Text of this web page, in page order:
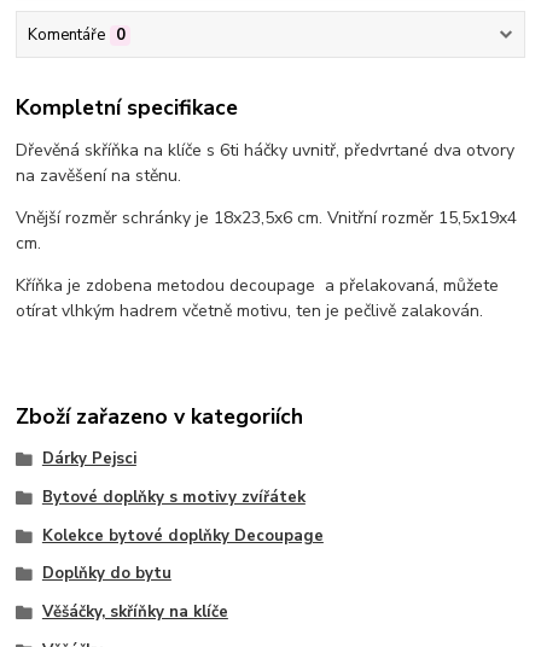
Komentáře 0
Kompletní specifikace
Dřevěná skříňka na klíče s 6ti háčky uvnitř, předvrtané dva otvory
na zavěšení na stěnu.
Vnější rozměr schránky je 18x23,5x6 cm. Vnitřní rozměr 15,5x19x4
cm.
Kříňka je zdobena metodou decoupage a přelakovaná, můžete
otírat vlhkým hadrem včetně motivu, ten je pečlivě zalakován.
Zboží zařazeno v kategoriích
Dárky Pejsci
Bytové doplňky s motivy zvířátek
Kolekce bytové doplňky Decoupage
Doplňky do bytu
Věšáčky, skříňky na klíče